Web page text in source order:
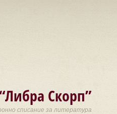
Скорп”
списание за литература